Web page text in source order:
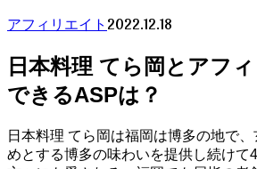
アフィリエイト 2022.12.18
日本料理 てら岡とアフ
できるASPは？
日本料理 てら岡は福岡は博多の地で
めとする博多の味わいを提供し続けて